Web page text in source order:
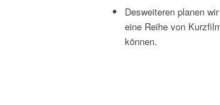
Desweiteren planen
eine Reihe von
können.